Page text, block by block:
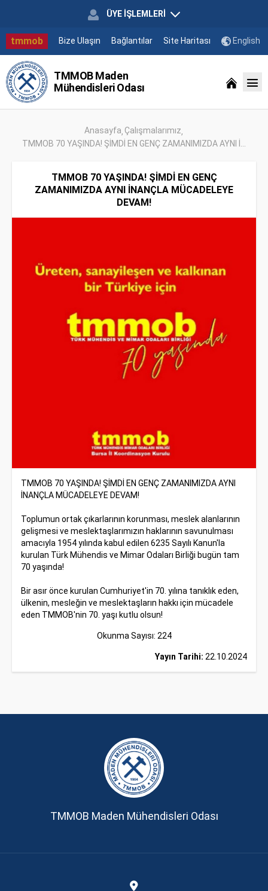
ÜYE İŞLEMLERİ
tmmob Bize Ulaşın Bağlantılar Site Haritası English
TMMOB Maden
Mühendisleri Odası
Anasayfa Çalışmalarımız
TMMOB 70 YAŞINDA! ŞİMDİ EN GENÇ ZAMANIMIZDA AYNI İ...
TMMOB 70 YAŞINDA! ŞİMDİ EN GENÇ
ZAMANIMIZDA AYNI İNANÇLA MÜCADELEYE
DEVAM!
TMMOB 70 YAŞINDA! ŞİMDİ EN GENÇ ZAMANIMIZDA AYNI
İNANÇLA MÜCADELEYE DEVAM!
Toplumun ortak çıkarlarının korunması, meslek alanlarının
gelişmesi ve meslektaşlarımızın haklarının savunulması
amacıyla 1954 yılında kabul edilen 6235 Sayılı Kanun'la
kurulan Türk Mühendis ve Mimar Odaları Birliği bugün tam
70 yaşında!
Bir asır önce kurulan Cumhuriyet'in 70. yılına tanıklık eden,
ülkenin, mesleğin ve meslektaşların hakkı için mücadele
eden TMMOB'nin 70. yaşı kutlu olsun!
Okunma Sayısı: 224
Yayın Tarihi: 22.10.2024
TMMOB Maden Mühendisleri Odası